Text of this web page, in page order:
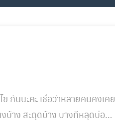
กันนะคะ เชื่อว่าหลายคนคงเคย
บ้าง สะดุดบ้าง บางทีหลุดบ่อย